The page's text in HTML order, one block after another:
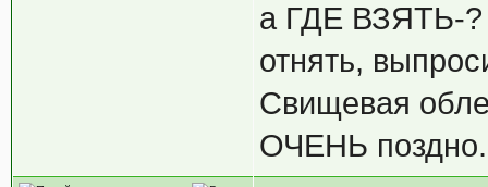
а ГДЕ ВЗЯТЬ-?
отнять,
Свищевая
ОЧЕНЬ